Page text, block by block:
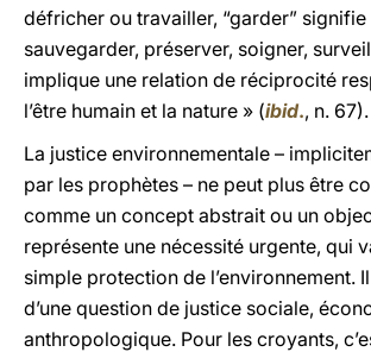
défricher ou travailler, “garder”
sauvegarder, préserver, soigner,
implique une relation de réciprocité
l’être humain et la nature » (ibid., n. 67).
La justice environnementale –
par les prophètes – ne peut plus être
comme un concept abstrait ou un
représente une nécessité urgente, qui
simple protection de l’environnement.
d’une question de justice sociale,
anthropologique. Pour les croyants,